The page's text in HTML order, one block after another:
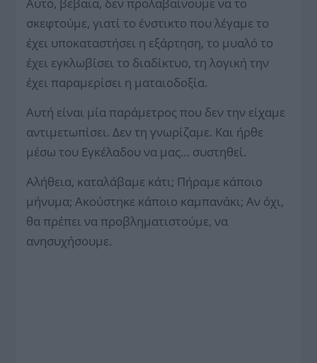
σκεφτούμε, γιατί το ένστικτο που λέγαμε το
έχει υποκαταστήσει η εξάρτηση, το μυαλό το
έχει εγκλωβίσει το διαδίκτυο, τη λογική την
έχει παραμερίσει η ματαιοδοξία.
Αυτή είναι μία παράμετρος που δεν την είχαμε
αντιμετωπίσει. Δεν τη γνωρίζαμε. Και ήρθε
μέσω του Εγκέλαδου να μας… συστηθεί.
Αλήθεια, καταλάβαμε κάτι; Πήραμε κάποιο
μήνυμα; Ακούστηκε κάποιο καμπανάκι; Αν όχι,
θα πρέπει να προβληματιστούμε, να
ανησυχήσουμε.